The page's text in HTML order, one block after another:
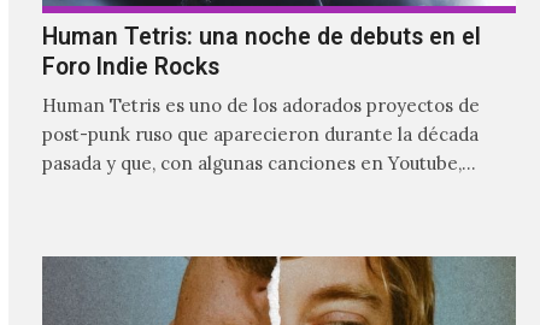
Human Tetris: una noche de debuts en el
Foro Indie Rocks
Human Tetris es uno de los adorados proyectos de
post-punk ruso que aparecieron durante la década
pasada y que, con algunas canciones en Youtube,